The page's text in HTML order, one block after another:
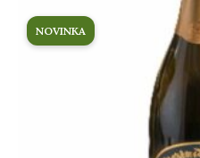
NOVINKA